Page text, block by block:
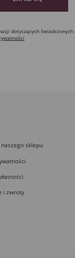
dotyczących
sklepu
i zwroty